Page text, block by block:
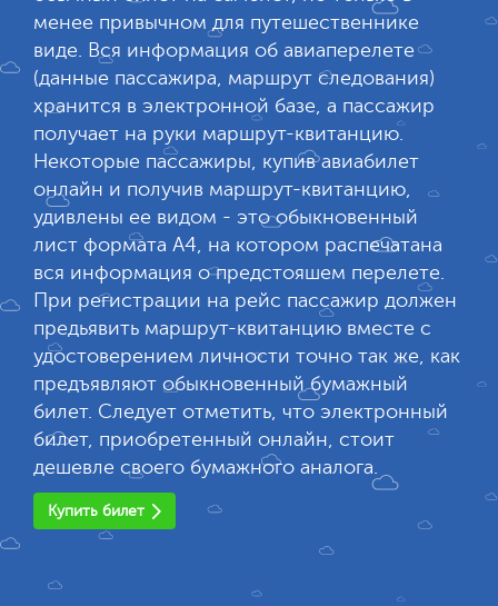
менее привычном для путешественнике
виде. Вся информация об авиаперелете
(данные пассажира, маршрут следования)
хранится в электронной базе, а пассажир
получает на руки маршрут-квитанцию.
Некоторые пассажиры, купив авиабилет
онлайн и получив маршрут-квитанцию,
удивлены ее видом - это обыкновенный
лист формата А4, на котором распечатана
вся информация о предстояшем перелете.
При регистрации на рейс пассажир должен
предьявить маршрут-квитанцию вместе с
удостоверением личности точно так же, как
предъявляют обыкновенный бумажный
билет. Следует отметить, что электронный
билет, приобретенный онлайн, стоит
дешевле своего бумажного аналога.
Купить билет